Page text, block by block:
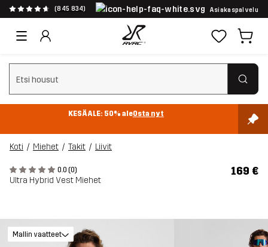
(845 834) Asiakaspalvelu
Tyhjennä haku
KESÄALE: 50% aleOsta nyt
Koti Miehet Takit Liivit
0.0 (0)
Ultra Hybrid Vest Miehet
169 €
Mallin vaatteet